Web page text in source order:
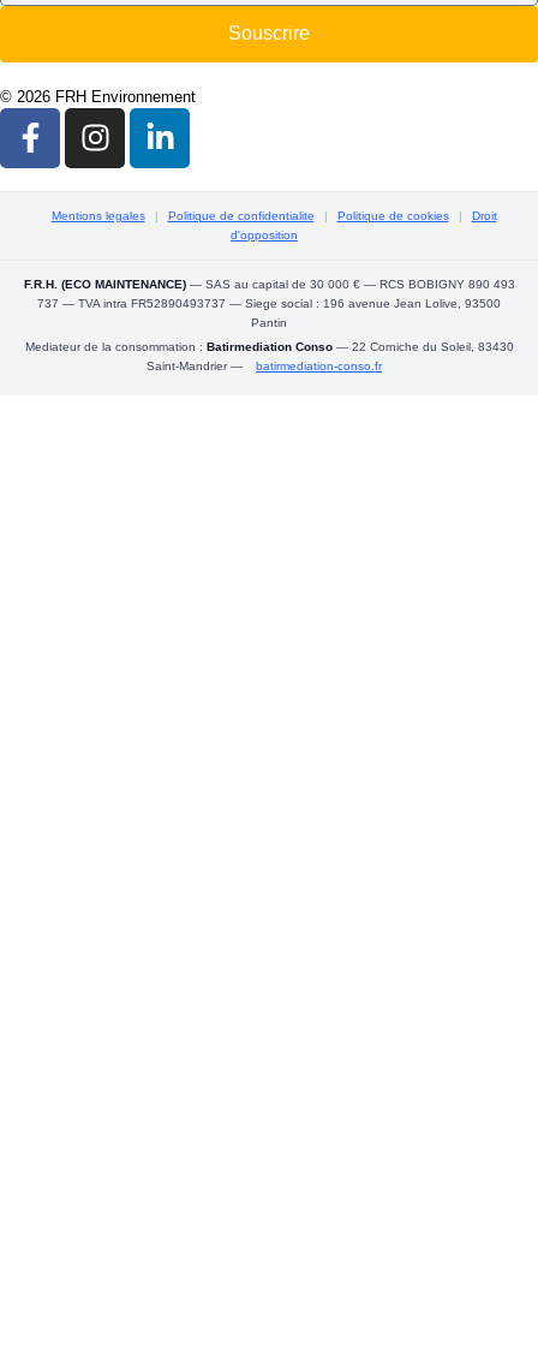
Souscrire
© 2026 FRH Environnement
Mentions legales | Politique de confidentialite | Politique de cookies |
Droit
d'opposition
F.R.H. (ECO MAINTENANCE)— SAS au capital de 30 000 € — RCS BOBIGNY 890 493
737 — TVA intra FR52890493737 — Siege social : 196 avenue Jean Lolive, 93500
Pantin
Mediateur de la consommation : Batirmediation Conso— 22 Corniche du Soleil, 83430
Saint-Mandrier —
batirmediation-conso.fr